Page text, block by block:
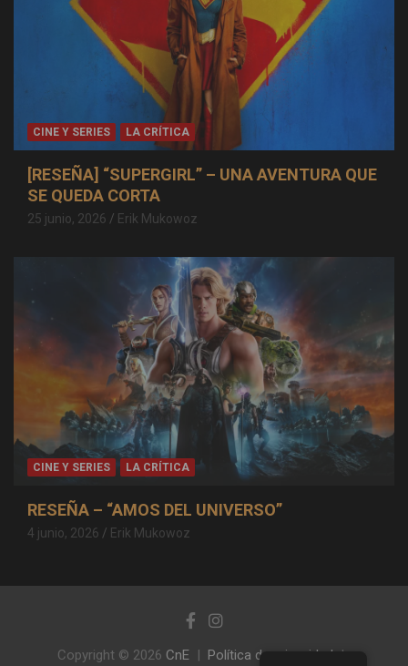
CINE Y SERIES LA CRÍTICA
[RESEÑA] “SUPERGIRL” – UNA AVENTURA QUE
SE QUEDA CORTA
25 junio, 2026 Erik Mukowoz
CINE Y SERIES LA CRÍTICA
RESEÑA – “AMOS DEL UNIVERSO”
4 junio, 2026 Erik Mukowoz
Copyright © 2026 CnE Política de privacidad